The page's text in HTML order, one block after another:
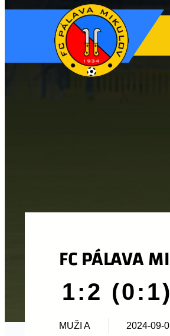
FC PÁLAVA
1:2 (0:1)
MUŽI A 2024-09-